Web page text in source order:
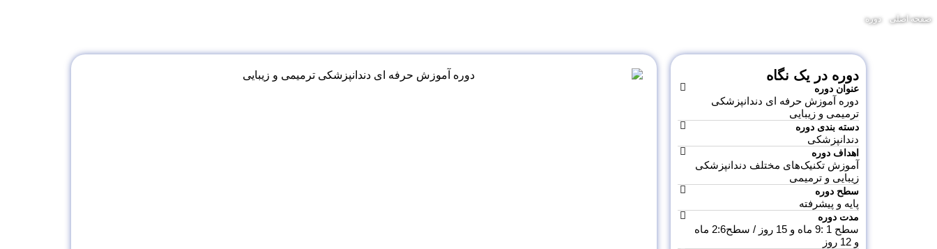
صفحه اصلی »دوره»
دوره در یک نگاه
عنوان دوره
دوره آموزش حرفه ای دندانپزشکی
ترمیمی و زیبایی
دسته‌ بندی دوره
دندانپزشکی
اهداف دوره
آموزش تکنیک‌های مختلف دندانپزشکی
زیبایی و ترمیمی
سطح دوره
پایه و پیشرفته
مدت دوره
سطح 1 :9 ماه و 15 روز / سطح2:6 ماه
و 12 روز